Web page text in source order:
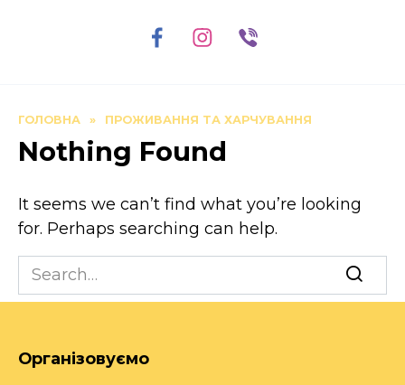
ГОЛОВНА » ПРОЖИВАННЯ ТА ХАРЧУВАННЯ
Nothing Found
It seems we can’t find what you’re looking
for. Perhaps searching can help.
Search
for:
Організовуємо